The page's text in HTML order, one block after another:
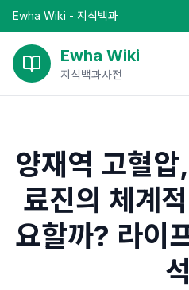
Ewha Wiki - 지식백과
Ewha Wiki
지식백과사전
양재역 고혈압
료진의 체계
요할까? 라이
석